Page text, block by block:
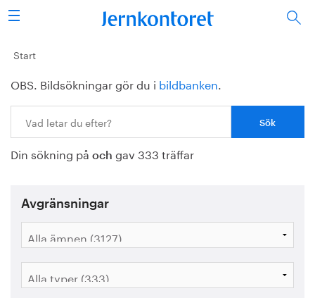
Sök
Stålindustrin
Vision 2050
Forskning/utbildning
Energi/miljö
Vi tycker
Bildbank
Start
OBS. Bildsökningar gör du i bildbanken.
Din sökning på och gav 333 träffar
Avgränsningar